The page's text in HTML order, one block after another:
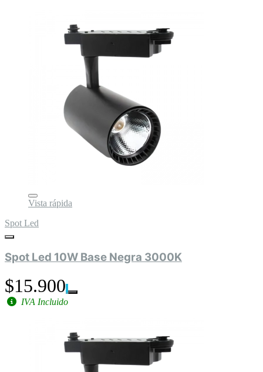
Vista rápida
Spot Led
Spot Led 10W Base Negra 3000K
$15.900
IVA Incluido